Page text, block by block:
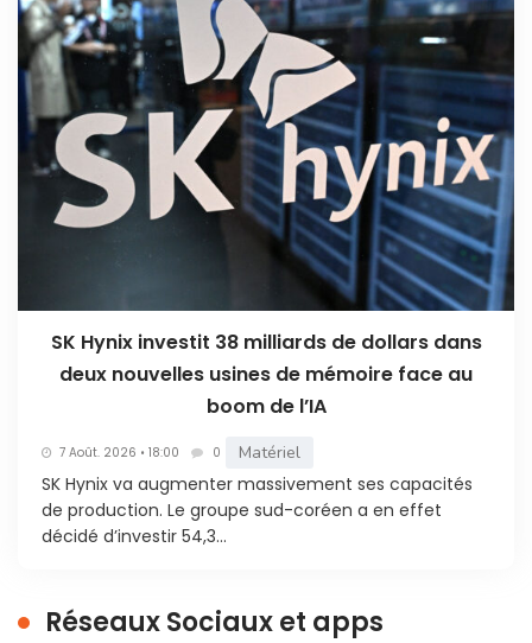
SK Hynix investit 38 milliards de dollars dans
deux nouvelles usines de mémoire face au
boom de l’IA
7 Août. 2026 • 18:00 0 Matériel
SK Hynix va augmenter massivement ses capacités
de production. Le groupe sud-coréen a en effet
décidé d’investir 54,3...
Réseaux Sociaux et apps